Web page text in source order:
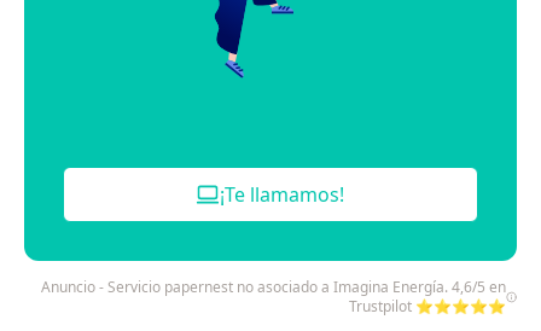
¡Te llamamos!
Anuncio - Servicio papernest no asociado a Imagina Energía. 4,6/5 en
Trustpilot ⭐⭐⭐⭐⭐